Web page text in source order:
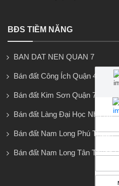
BĐS TIỀM NĂNG
BAN DAT NEN QUAN 7
Bán đất Công Ích Quận 4
Bán đất Kim Sơn Quận 7
Bán đất Làng Đại Học Nhà Bè
Bán đất Nam Long Phú Thuận
Bán đất Nam Long Tân Thuận